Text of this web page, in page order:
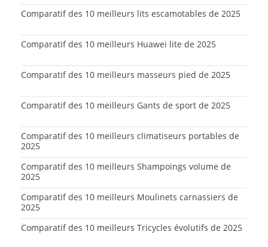
Comparatif des 10 meilleurs lits escamotables de 2025
Comparatif des 10 meilleurs Huawei lite de 2025
Comparatif des 10 meilleurs masseurs pied de 2025
Comparatif des 10 meilleurs Gants de sport de 2025
Comparatif des 10 meilleurs climatiseurs portables de
2025
Comparatif des 10 meilleurs Shampoings volume de
2025
Comparatif des 10 meilleurs Moulinets carnassiers de
2025
Comparatif des 10 meilleurs Tricycles évolutifs de 2025